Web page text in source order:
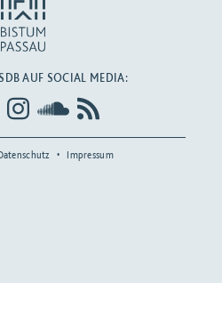
AUF SOCIAL MEDIA:
Impressum